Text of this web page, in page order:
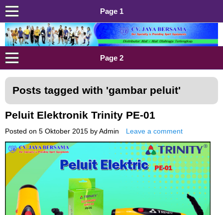
Page 1
Distributor Alat Olahraga
Jual Alat Olahraga Murah, Lengkap dan Berkualitas
Page 2
Posts tagged with 'gambar peluit'
Peluit Elektronik Trinity PE-01
Posted on 5 Oktober 2015 by Admin Leave a comment